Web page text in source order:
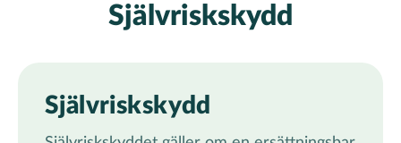
Självriskskydd
Självriskskydd